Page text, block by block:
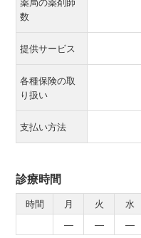
数
提供サービス
各種保険の取
り扱い
支払い方法
診療時間
時間 月 火 水
―
― ―